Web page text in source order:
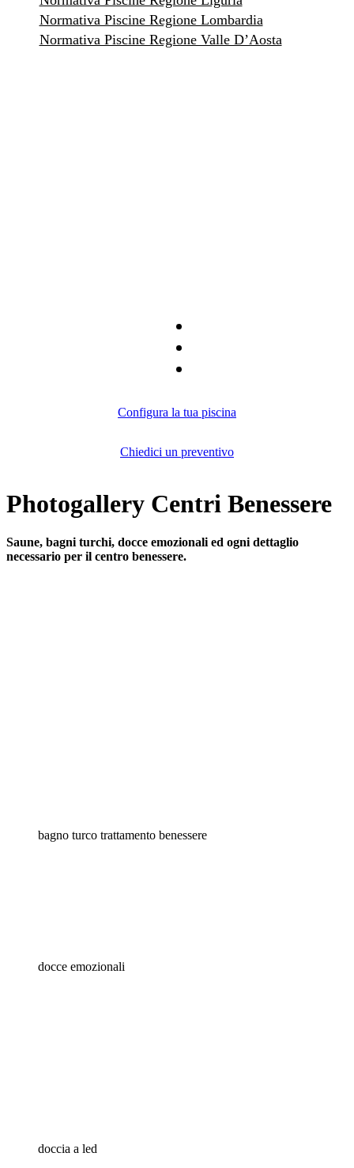
Normativa Piscine Regione Lombardia
Normativa Piscine Regione Valle D’Aosta
Configura la tua piscina
Chiedici un preventivo
Photogallery Centri Benessere
Saune, bagni turchi, docce emozionali ed ogni dettaglio
necessario per il centro benessere.
bagno turco trattamento benessere
docce emozionali
doccia a led